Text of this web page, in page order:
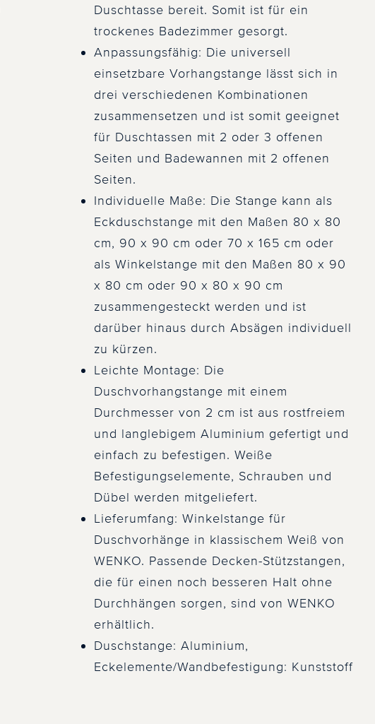
Duschtasse bereit. Somit ist für ein
trockenes Badezimmer gesorgt.
Anpassungsfähig: Die universell
einsetzbare Vorhangstange lässt sich in
drei verschiedenen Kombinationen
zusammensetzen und ist somit geeignet
für Duschtassen mit 2 oder 3 offenen
Seiten und Badewannen mit 2 offenen
Seiten.
Individuelle Maße: Die Stange kann als
Eckduschstange mit den Maßen 80 x 80
cm, 90 x 90 cm oder 70 x 165 cm oder
als Winkelstange mit den Maßen 80 x 90
x 80 cm oder 90 x 80 x 90 cm
zusammengesteckt werden und ist
darüber hinaus durch Absägen individuell
zu kürzen.
Leichte Montage: Die
Duschvorhangstange mit einem
Durchmesser von 2 cm ist aus rostfreiem
und langlebigem Aluminium gefertigt und
einfach zu befestigen. Weiße
Befestigungselemente, Schrauben und
Dübel werden mitgeliefert.
Lieferumfang: Winkelstange für
Duschvorhänge in klassischem Weiß von
WENKO. Passende Decken-Stützstangen,
die für einen noch besseren Halt ohne
Durchhängen sorgen, sind von WENKO
erhältlich.
Duschstange: Aluminium,
Eckelemente/Wandbefestigung: Kunststoff